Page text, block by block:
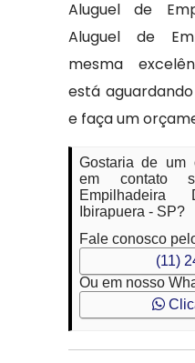
Aluguel de
Aluguel de
mesma
está
e faça um
Gostaria de um
em contato
Ibirapuera - SP?
Fale conosco
(11)
Ou em nosso